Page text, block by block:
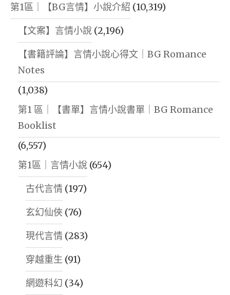
第1區｜【BG言情】小說介紹 (10,319)
【文案】言情小說 (2,196)
【書籍評論】言情小說心得文｜BG Romance
Notes
(1,038)
第1 區｜【書單】言情小說書單｜BG Romance
Booklist
(6,557)
第1區｜言情小說 (654)
古代言情 (197)
玄幻仙俠 (76)
現代言情 (283)
穿越重生 (91)
網遊科幻 (34)